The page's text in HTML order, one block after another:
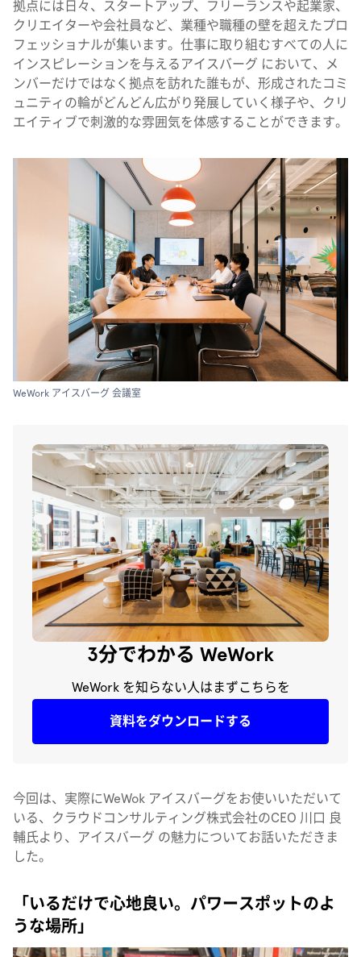
拠点には日々、スタートアップ、フリーランスや起業家、
クリエイターや会社員など、業種や職種の壁を超えたプロ
フェッショナルが集います。 仕事に取り組むすべての人に
インスピレーションを与えるアイスバーグ において、メ
ンバーだけではなく拠点を訪れた誰もが、形成されたコミ
ュニティの輪がどんどん広がり発展していく様子や、クリ
エイティブで刺激的な雰囲気を体感することができます。
WeWork アイスバーグ 会議室
3分でわかる WeWork
WeWork を知らない人はまずこちらを
資料をダウンロードする
今回は、実際にWeWok アイスバーグをお使いいただいて
いる、クラウドコンサルティング株式会社のCEO 川口 良
輔氏より、アイスバーグ の魅力についてお話いただきま
した。
「いるだけで心地良い。パワースポットのよ
うな場所」